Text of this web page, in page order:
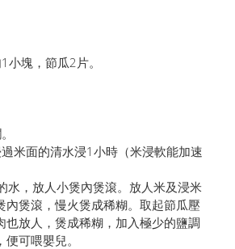
塊，節瓜2片。
米面的清水浸1小時（米浸軟能加速
水，放人小煲內煲滾。放人米及浸米
內煲滾，慢火煲成稀糊。取起節瓜壓
也放人，煲成稀糊，加入極少的鹽調
可喂嬰兒。